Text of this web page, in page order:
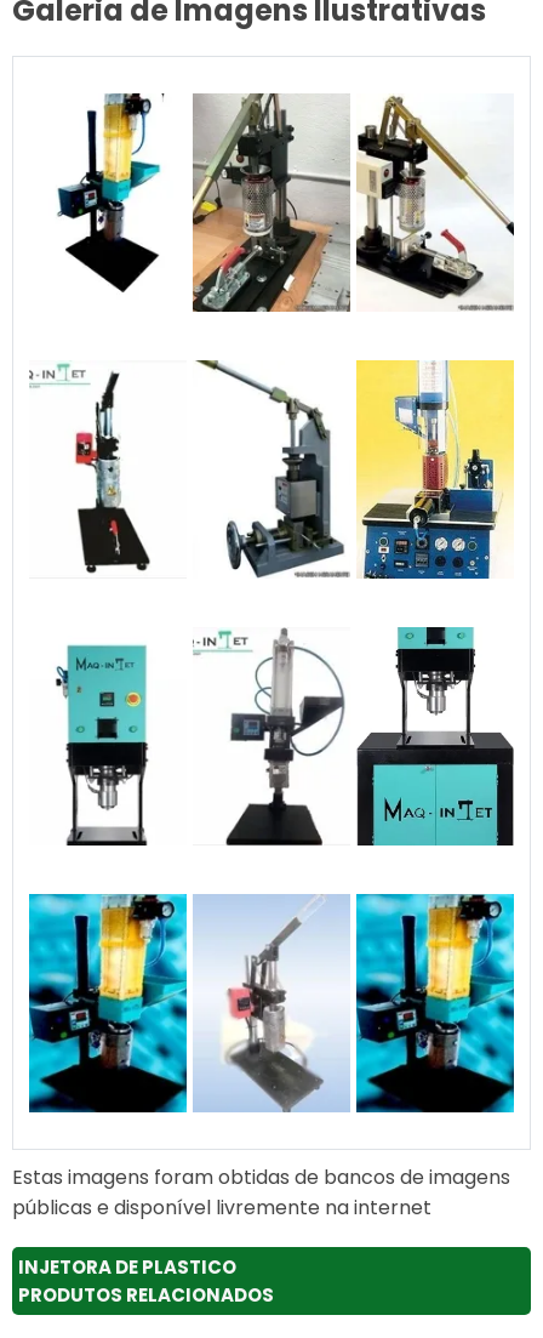
Galeria de Imagens Ilustrativas
Estas imagens foram obtidas de bancos de imagens
públicas e disponível livremente na internet
INJETORA DE PLASTICO
PRODUTOS RELACIONADOS